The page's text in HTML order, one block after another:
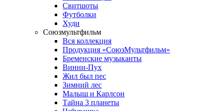
Свитшоты
Футболки
Худи
Союзмультфильм
Вся коллекция
Продукция «СоюзМультфильм»
Бременские музыканты
Винни-Пух
Жил был пес
Зимний лес
Малыш и Карлсон
Тайна 3 планеты